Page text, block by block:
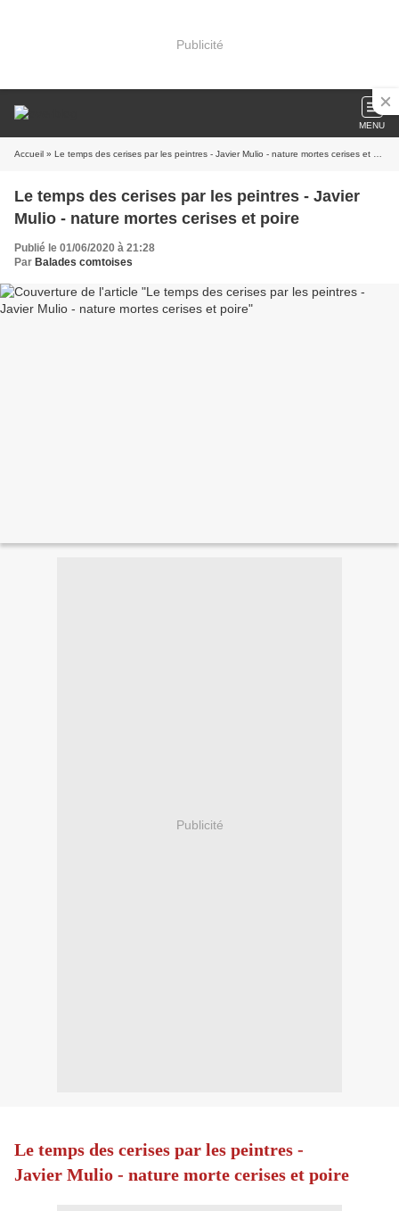
Publicité
MENU
Accueil » Le temps des cerises par les peintres - Javier Mulio - nature mortes cerises et poire
Le temps des cerises par les peintres - Javier
Mulio - nature mortes cerises et poire
Publié le 01/06/2020 à 21:28
Par Balades comtoises
Publicité
Le temps des cerises par les peintres -
Javier Mulio - nature morte cerises et poire